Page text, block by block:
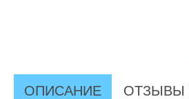
ОПИСАНИЕ ОТЗЫВЫ